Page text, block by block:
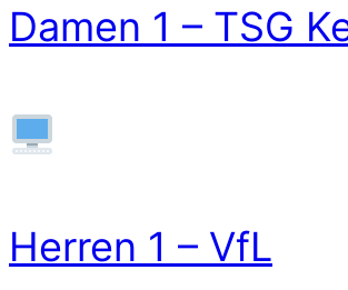
Damen 1 – TSG
Herren 1 – VfL